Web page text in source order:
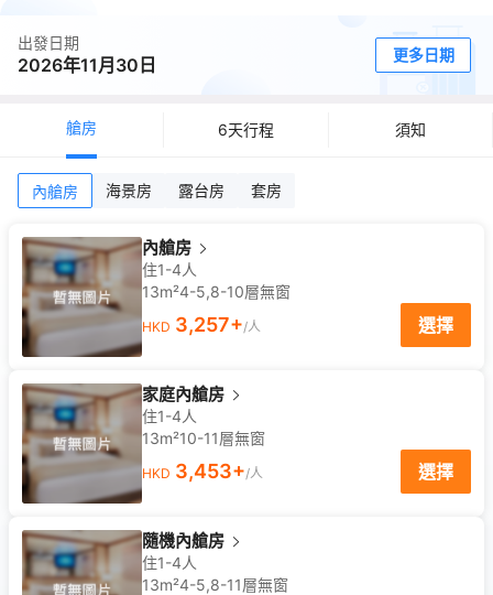
出發日期
2026年11月30日 更多日期
艙房 6天行程 須知
內艙房 海景房 露台房 套房
內艙房
住1-4人
13m²4-5,8-10層無窗
HKD 3,257+/人 選擇
家庭內艙房
住1-4人
13m²10-11層無窗
HKD 3,453+/人 選擇
隨機內艙房
住1-4人
13m²4-5,8-11層無窗